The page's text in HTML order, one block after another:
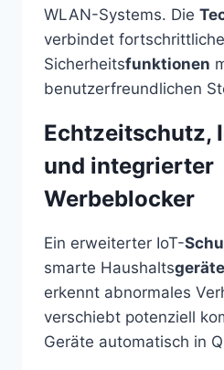
WLAN-Systems. Die
verbindet fortschrittliche
Sicherheitsfunktionen
benutzerfreundlichen
Echtzeitschutz,
und integrierter
Werbeblocker
Ein erweiterter IoT-
smarte Haushalts
erkennt abnormales
verschiebt potenziell
Geräte automatisch in